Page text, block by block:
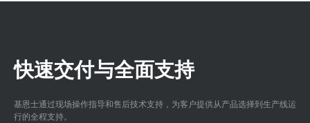
快速交付与全面支持
基恩士通过现场操作指导和售后技术支持，为客户提供从产品选择到生产线运
行的全程支持。